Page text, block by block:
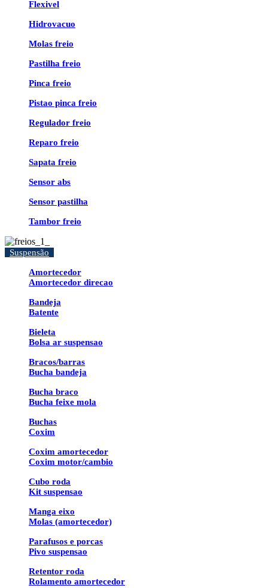
Flexivel
Hidrovacuo
Molas freio
Pastilha freio
Pinca freio
Pistao pinca freio
Regulador freio
Reparo freio
Sapata freio
Sensor abs
Sensor pastilha
Tambor freio
Suspensão
Amortecedor
Amortecedor direcao
Bandeja
Batente
Bieleta
Bolsa ar suspensao
Bracos/barras
Bucha bandeja
Bucha braco
Bucha feixe mola
Buchas
Coxim
Coxim amortecedor
Coxim motor/cambio
Cubo roda
Kit suspensao
Manga eixo
Molas (amortecedor)
Parafusos e porcas
Pivo suspensao
Retentor roda
Rolamento amortecedor